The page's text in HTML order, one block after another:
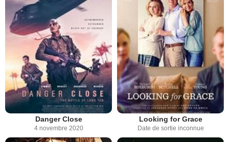
Danger Close
4 novembre 2020
Looking for Grace
Date de sortie inconnue